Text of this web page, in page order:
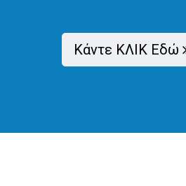
Διαβάστε ΠερισσότεραΚάντε ΚΛΙΚ Εδώ